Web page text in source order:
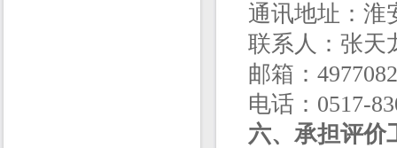
通讯地址：淮
联系人：张天
邮箱：
电话：0517-
六、 承担评价